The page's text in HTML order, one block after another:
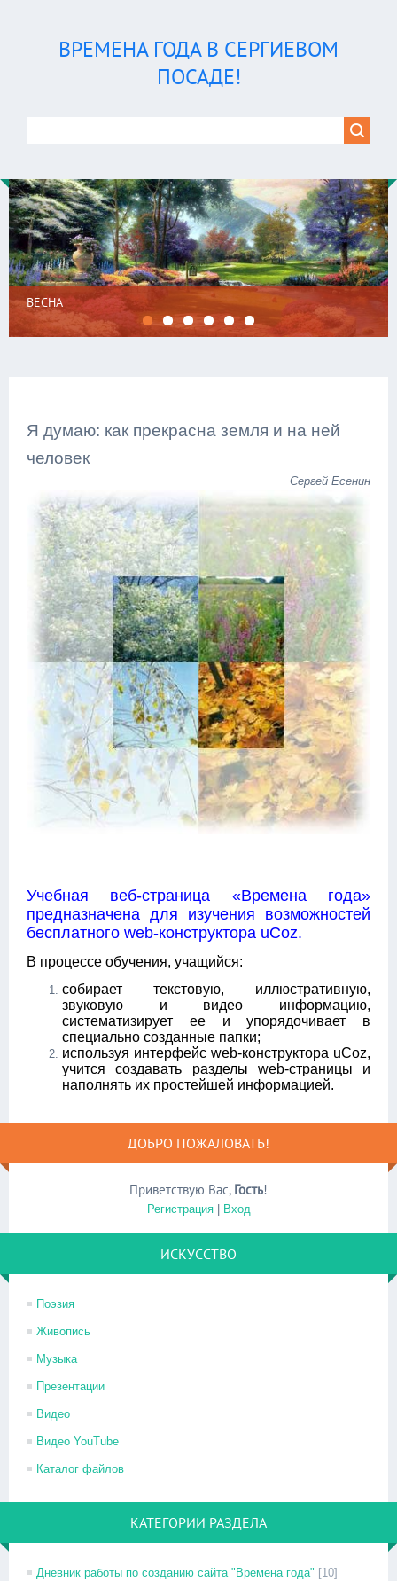
ВРЕМЕНА ГОДА В СЕРГИЕВОМ
ПОСАДЕ!
ВЕСНА
1 6
Я думаю: как прекрасна земля и на ней
человек
Сергей Есенин
Учебная веб-страница «Времена года»
предназначена для изучения возможностей
бесплатного web-конструктора uCoz.
В процессе обучения, учащийся:
собирает текстовую, иллюстративную,
звуковую и видео информацию,
систематизирует ее и упорядочивает в
специально созданные папки;
используя интерфейс web-конструктора uCoz,
учится создавать разделы web-страницы и
наполнять их простейшей информацией.
ДОБРО ПОЖАЛОВАТЬ!
Приветствую Вас, Гость!
Регистрация| Вход
ИСКУССТВО
Поэзия
Живопись
Музыка
Презентации
Видео
Видео YouTube
Каталог файлов
КАТЕГОРИИ РАЗДЕЛА
Дневник работы по созданию сайта "Времена года" [10]